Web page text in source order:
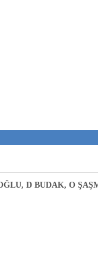
D BUDAK, O